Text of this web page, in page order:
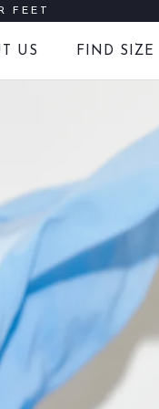
FEET
60
US
FIND SIZE